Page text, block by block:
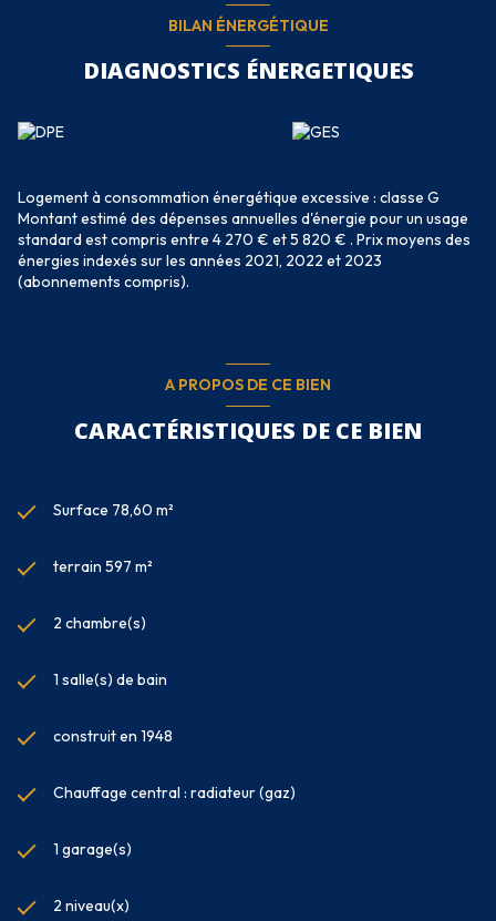
BILAN ÉNERGÉTIQUE
DIAGNOSTICS ÉNERGETIQUES
Logement à consommation énergétique excessive : classe G
Montant estimé des dépenses annuelles d'énergie pour un usage
standard est compris entre 4 270 € et 5 820 € . Prix moyens des
énergies indexés sur les années 2021, 2022 et 2023
(abonnements compris).
A PROPOS DE CE BIEN
CARACTÉRISTIQUES DE CE BIEN
Surface 78,60 m²
terrain 597 m²
2 chambre(s)
1 salle(s) de bain
construit en 1948
Chauffage central : radiateur (gaz)
1 garage(s)
2 niveau(x)